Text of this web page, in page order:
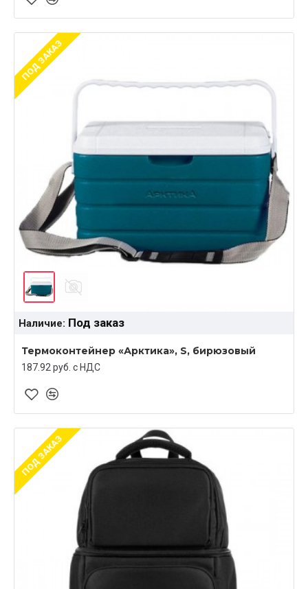
ПОД ЗАКАЗ
Наличие: Под заказ
Термоконтейнер «Арктика», S, бирюзовый
187.92 руб. c НДС
ПОД ЗАКАЗ